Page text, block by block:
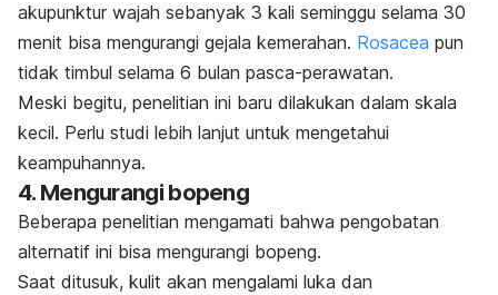
akupunktur wajah sebanyak 3 kali seminggu selama 30
menit bisa mengurangi gejala kemerahan. Rosacea pun
tidak timbul selama 6 bulan pasca-perawatan.
Meski begitu, penelitian ini baru dilakukan dalam skala
kecil. Perlu studi lebih lanjut untuk mengetahui
keampuhannya.
4. Mengurangi bopeng
Beberapa penelitian mengamati bahwa pengobatan
alternatif ini bisa mengurangi bopeng.
Saat ditusuk, kulit akan mengalami luka dan